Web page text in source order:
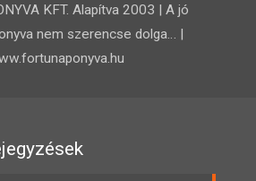
KFT. Alapítva 2003 | A jó
nem szerencse dolga… |